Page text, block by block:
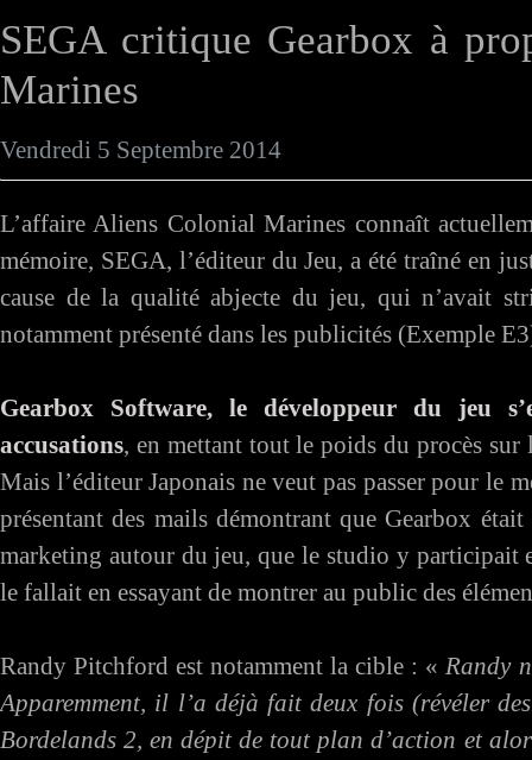
SEGA critique Gearbox à
Marines
Vendredi 5 Septembre 2014
L’affaire Aliens Colonial Marines connaît
mémoire, SEGA, l’éditeur du Jeu, a été traîné en
cause de la qualité abjecte du jeu, qui n’avait
notamment présenté dans les publicités (Exemple
Gearbox Software, le développeur du jeu
accusations, en mettant tout le poids du procès sur
Mais l’éditeur Japonais ne veut pas passer pour le
présentant des mails démontrant que Gearbox
marketing autour du jeu, que le studio y participait
le fallait en essayant de montrer au public des
Randy Pitchford est notamment la cible : « Randy
Apparemment, il l’a déjà fait deux fois (révéler
Bordelands 2, en dépit de tout plan d’action et